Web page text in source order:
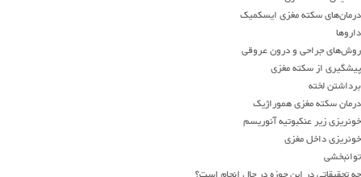
درمانهایسکته مغزی ایسکمیک
داروها
روشهایجراحی ودرون عروقی
پیشگیری از سکته مغزی
برداشتن لخته
درمان سکته مغزی هموراژیک
خونریزی زیر عنکبوتیه آنوریسم
خونریزی داخل مغزی
توانبخشی